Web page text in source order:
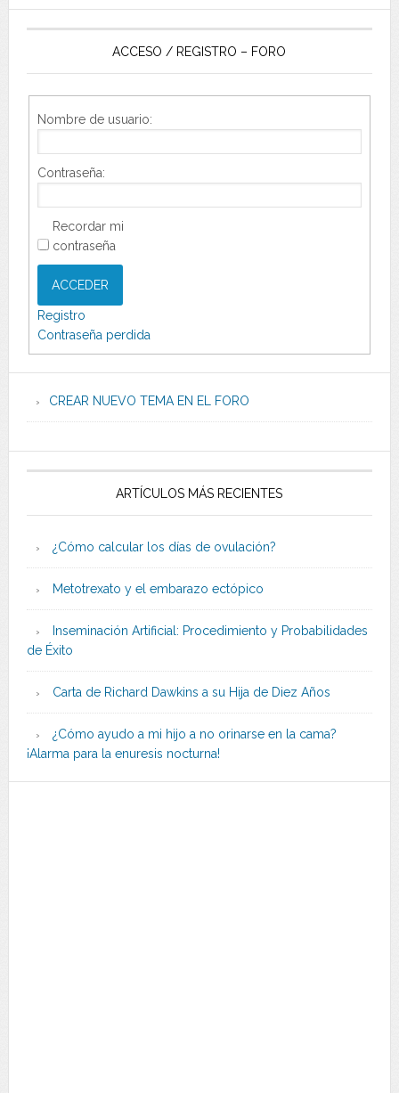
ACCESO / REGISTRO – FORO
Nombre de usuario:
Contraseña:
Recordar mi
contraseña
ACCEDER
Registro
Contraseña perdida
CREAR NUEVO TEMA EN EL FORO
ARTÍCULOS MÁS RECIENTES
¿Cómo calcular los días de ovulación?
Metotrexato y el embarazo ectópico
Inseminación Artificial: Procedimiento y Probabilidades
de Éxito
Carta de Richard Dawkins a su Hija de Diez Años
¿Cómo ayudo a mi hijo a no orinarse en la cama?
¡Alarma para la enuresis nocturna!